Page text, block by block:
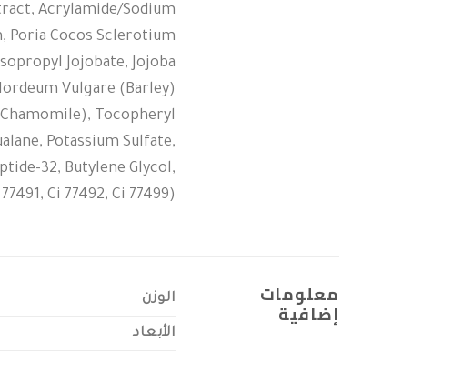
Acrylamide/Sodium
Poria Cocos Sclerotium
Jojobate, Jojoba
Vulgare (Barley)
Tocopheryl
Potassium Sulfate,
32, Butylene Glycol,
Ci 77492, Ci 77499)
معلومات
إضافية الوزن
الأبعاد